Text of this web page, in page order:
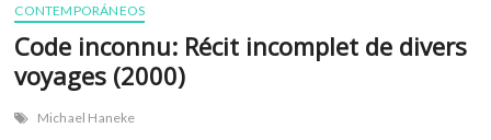
CONTEMPORÁNEOS
Code inconnu: Récit incomplet de divers
voyages (2000)
Michael Haneke